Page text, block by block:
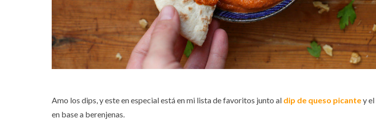
Amo los dips, y este en especial está en mi lista de favoritos junto al dip de queso picantey el
en base a berenjenas.